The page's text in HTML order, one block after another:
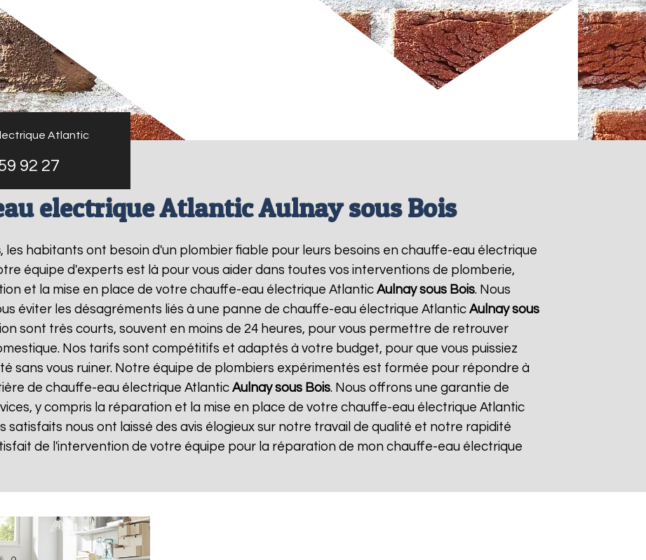
Atlantic
92 27
electrique Atlantic Aulnay sous Bois
, les habitants ont besoin d'un plombier fiable pour leurs besoins en chauffe-eau électrique
équipe d'experts est là pour vous aider dans toutes vos interventions de plomberie,
et la mise en place de votre chauffe-eau électrique Atlantic Aulnay sous Bois. Nous
éviter les désagréments liés à une panne de chauffe-eau électrique Atlantic Aulnay sous
sont très courts, souvent en moins de 24 heures, pour vous permettre de retrouver
Nos tarifs sont compétitifs et adaptés à votre budget, pour que vous puissiez
sans vous ruiner. Notre équipe de plombiers expérimentés est formée pour répondre à
de chauffe-eau électrique Atlantic Aulnay sous Bois. Nous offrons une garantie de
y compris la réparation et la mise en place de votre chauffe-eau électrique Atlantic
satisfaits nous ont laissé des avis élogieux sur notre travail de qualité et notre rapidité
de l'intervention de votre équipe pour la réparation de mon chauffe-eau électrique